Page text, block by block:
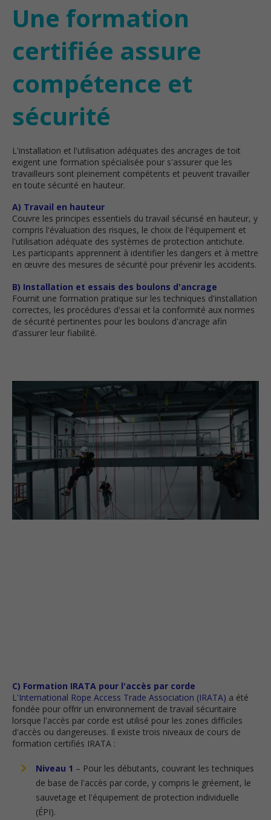
Une formation
certifiée assure
compétence et
sécurité
L'installation et l'utilisation adéquates des ancrages de toit
exigent une formation spécialisée pour s'assurer que les
travailleurs sont pleinement compétents et peuvent travailler
en toute sécurité en hauteur.
A) Travail en hauteur
Couvre les principes essentiels du travail sécurisé en hauteur, y
compris l'évaluation des risques, le choix de l'équipement et
l'utilisation adéquate des systèmes de protection antichute.
Les participants apprennent à identifier les dangers et à mettre
en œuvre des mesures de sécurité pour prévenir les accidents.
B) Installation et essais des boulons d'ancrage
Fournit une formation pratique sur les techniques d'installation
correctes, les procédures d'essai et la conformité aux normes
de sécurité pertinentes pour les boulons d'ancrage afin
d'assurer leur fiabilité.
C) Formation IRATA pour l'accès par corde
L'International Rope Access Trade Association (IRATA) a été
fondée pour offrir un environnement de travail sécuritaire
lorsque l'accès par corde est utilisé pour les zones difficiles
d'accès ou dangereuses. Il existe trois niveaux de cours de
formation certifiés IRATA :
Niveau 1 – Pour les débutants, couvrant les techniques
de base de l'accès par corde, y compris le gréement, le
sauvetage et l'équipement de protection individuelle
(ÉPI).